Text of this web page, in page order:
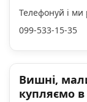
Телефонуй і ми
099-533-15-35
Вишні,
купляємо